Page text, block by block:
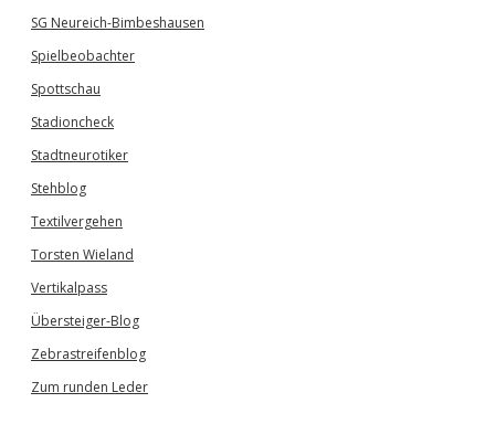
SG Neureich-Bimbeshausen
Spielbeobachter
Spottschau
Stadioncheck
Stadtneurotiker
Stehblog
Textilvergehen
Torsten Wieland
Vertikalpass
Übersteiger-Blog
Zebrastreifenblog
Zum runden Leder